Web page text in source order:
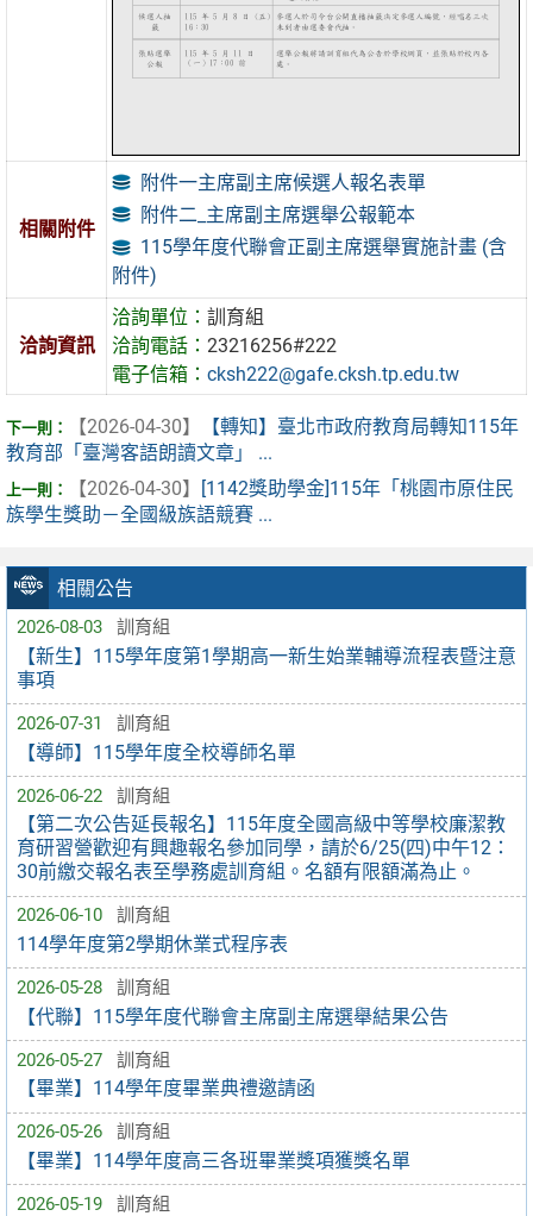
相關公告
2026-08-03 訓育組
【新生】115學年度第1學期高一新生始業輔導流程表暨注意
事項
2026-07-31 訓育組
【導師】115學年度全校導師名單
2026-06-22 訓育組
【第二次公告延長報名】115年度全國高級中等學校廉潔教
育研習營歡迎有興趣報名參加同學，請於6/25(四)中午12：
30前繳交報名表至學務處訓育組。名額有限額滿為止。
2026-06-10 訓育組
114學年度第2學期休業式程序表
2026-05-28 訓育組
【代聯】115學年度代聯會主席副主席選舉結果公告
2026-05-27 訓育組
【畢業】114學年度畢業典禮邀請函
2026-05-26 訓育組
【畢業】114學年度高三各班畢業獎項獲獎名單
2026-05-19 訓育組
相關附件
附件一主席副主席候選人報名表單
附件二_主席副主席選舉公報範本
115學年度代聯會正副主席選舉實施計畫 (含
附件)
洽詢資訊
洽詢單位：訓育組
洽詢電話：23216256#222
電子信箱：cksh222@gafe.cksh.tp.edu.tw
【2026-04-30】
【轉知】臺北市政府教育局轉知115年
教育部「臺灣客語朗讀文章」 ...
【2026-04-30】
[1142獎助學金]115年「桃園市原住民
族學生獎助－全國級族語競賽 ...